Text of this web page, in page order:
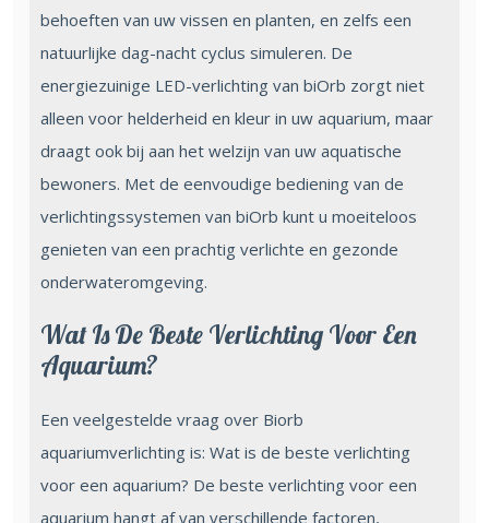
behoeften van uw vissen en planten, en zelfs een
natuurlijke dag-nacht cyclus simuleren. De
energiezuinige LED-verlichting van biOrb zorgt niet
alleen voor helderheid en kleur in uw aquarium, maar
draagt ook bij aan het welzijn van uw aquatische
bewoners. Met de eenvoudige bediening van de
verlichtingssystemen van biOrb kunt u moeiteloos
genieten van een prachtig verlichte en gezonde
onderwateromgeving.
Wat Is De Beste Verlichting Voor Een
Aquarium?
Een veelgestelde vraag over Biorb
aquariumverlichting is: Wat is de beste verlichting
voor een aquarium? De beste verlichting voor een
aquarium hangt af van verschillende factoren,